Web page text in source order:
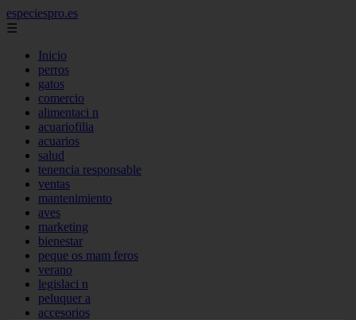
especiespro.es
☰
Inicio
perros
gatos
comercio
alimentaci n
acuariofilia
acuarios
salud
tenencia responsable
ventas
mantenimiento
aves
marketing
bienestar
peque os mam feros
verano
legislaci n
peluquer a
accesorios